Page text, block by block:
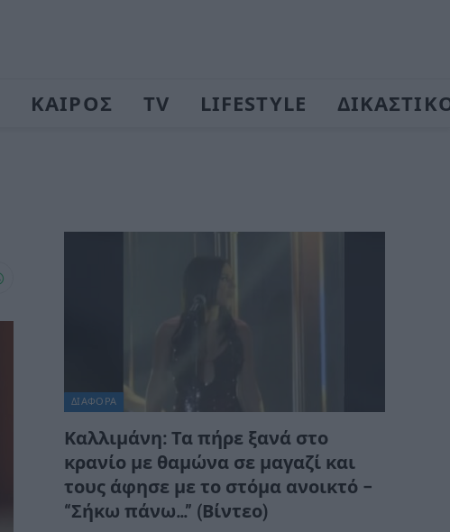
ΚΑΙΡΟΣ TV LIFESTYLE
ΔΙΆΦΟΡΑ
Καλλιμάνη: Τα πήρε ξανά στο
κρανίο με θαμώνα σε μαγαζί και
τους άφησε με το στόμα ανοικτό –
“Σήκω πάνω…” (Βίντεο)